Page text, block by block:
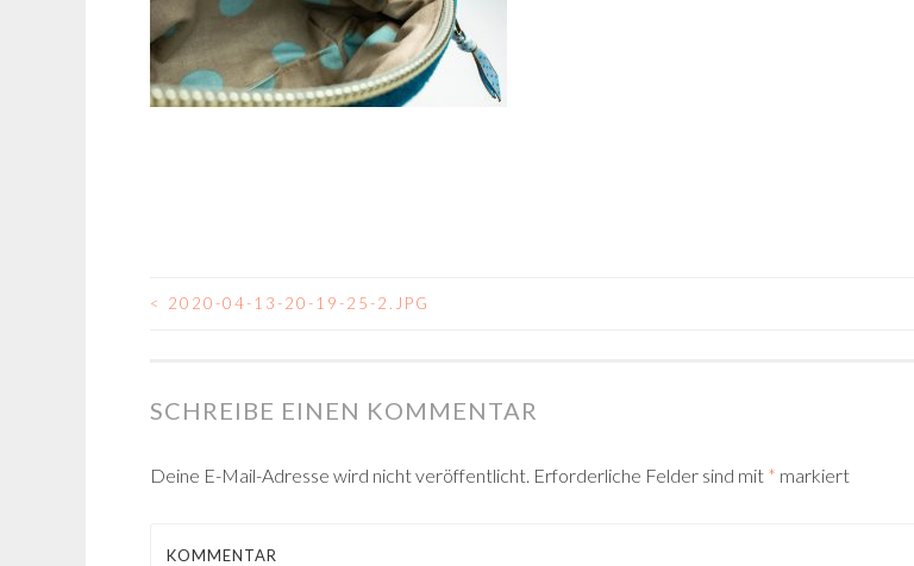
BEITRAGSNAVIGATION
< 2020-04-13-20-19-25-2.JPG
SCHREIBE EINEN KOMMENTAR
Deine E-Mail-Adresse wird nicht veröffentlicht. Erforderliche Felder sind mit * markiert
KOMMENTAR